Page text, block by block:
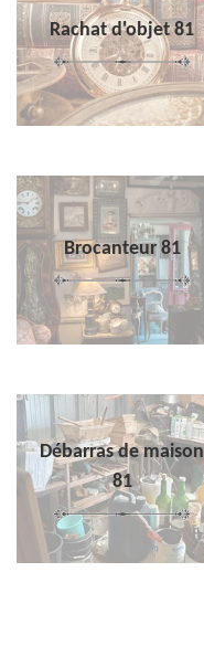
Rachat d'objet 81
Brocanteur 81
Débarras de maison
81